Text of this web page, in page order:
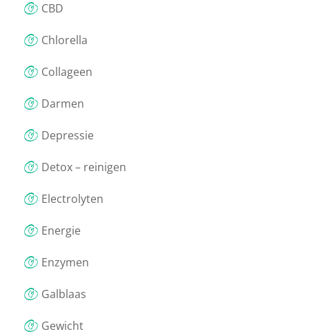
CBD
Chlorella
Collageen
Darmen
Depressie
Detox – reinigen
Electrolyten
Energie
Enzymen
Galblaas
Gewicht